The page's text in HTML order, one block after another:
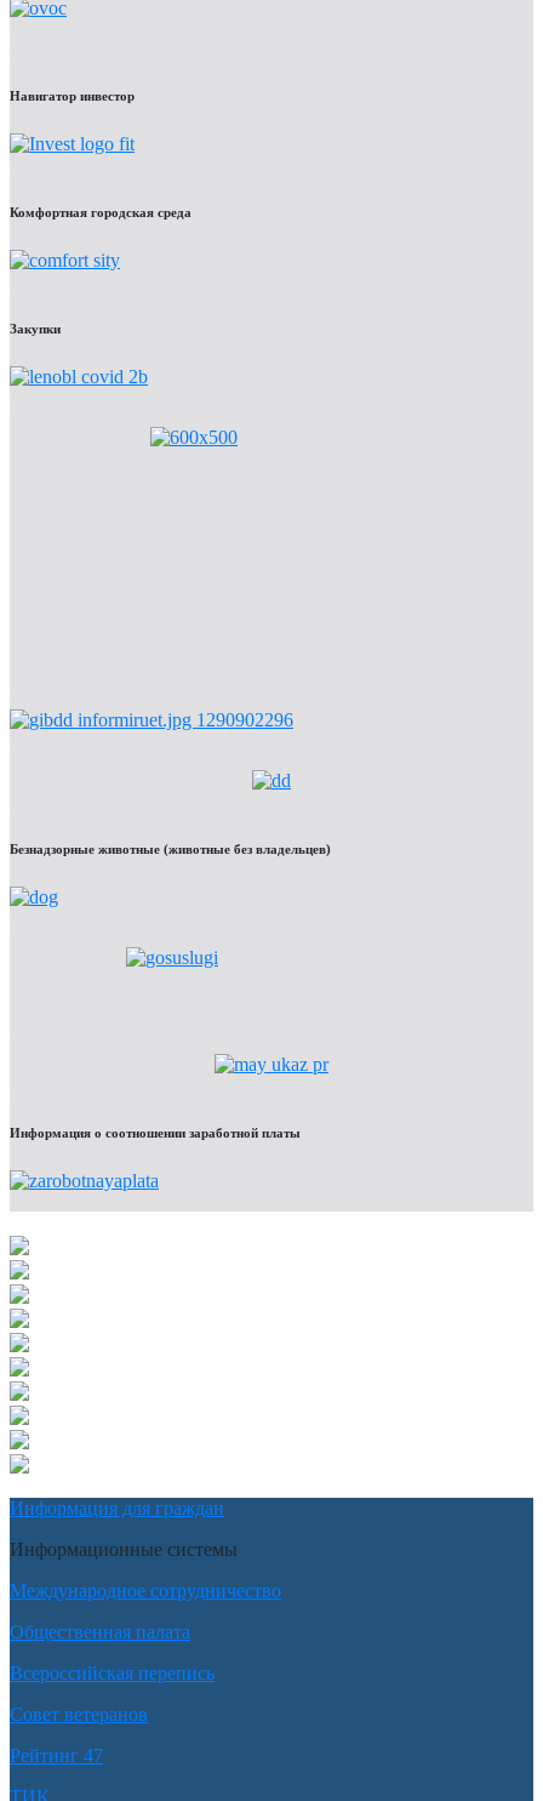
Навигатор инвестор
Комфортная городская среда
Закупки
Безнадзорные животные (животные без владельцев)
Информация о соотношении заработной платы
Информация для граждан
Информационные системы
Международное сотрудничество
Общественная палата
Всероссийская перепись
Совет ветеранов
Рейтинг 47
ТИК